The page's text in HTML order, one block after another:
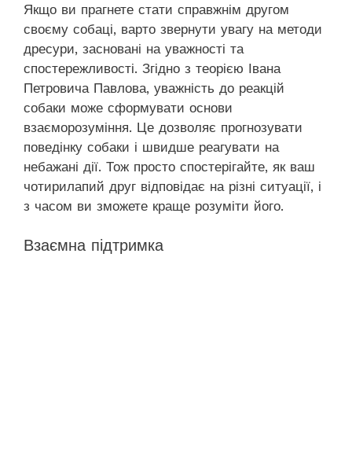
Якщо ви прагнете стати справжнім другом
своєму собаці, варто звернути увагу на методи
дресури, засновані на уважності та
спостережливості. Згідно з теорією Івана
Петровича Павлова, уважність до реакцій
собаки може сформувати основи
взаєморозуміння. Це дозволяє прогнозувати
поведінку собаки і швидше реагувати на
небажані дії. Тож просто спостерігайте, як ваш
чотирилапий друг відповідає на різні ситуації, і
з часом ви зможете краще розуміти його.
Взаємна підтримка